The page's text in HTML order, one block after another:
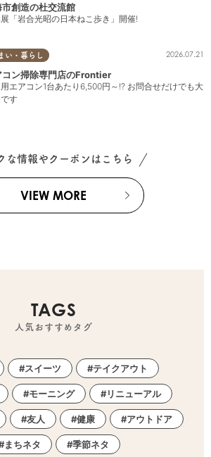
市創造の杜交流館
「岩合光昭の日本ねこ歩き」開催!
い・暮らし 2026.07.21
コン掃除専門店のFrontier
エアコン1台あたり6,500円～!? お問合せだけでも大
す
な情報やクーポンはこちら
VIEW MORE
TAGS
人気おすすめタグ
スイーツ テイクアウト
モーニング リニューアル
友人 健康 アウトドア
まちネタ 季節ネタ